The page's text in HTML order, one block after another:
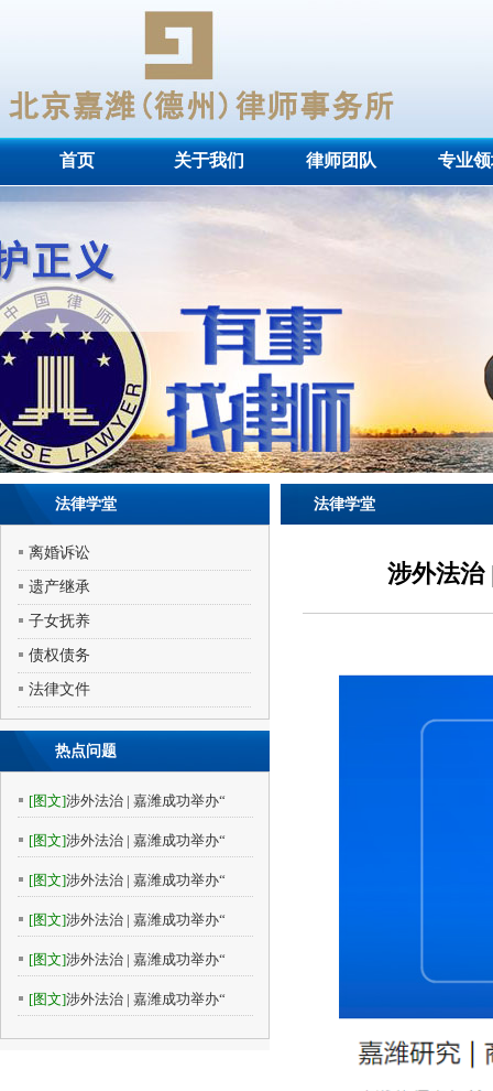
首页 关于我们 律师团队 专业
法律学堂
离婚诉讼
遗产继承
子女抚养
债权债务
法律文件
热点问题
[图文]涉外法治 | 嘉潍成功举办“
[图文]涉外法治 | 嘉潍成功举办“
[图文]涉外法治 | 嘉潍成功举办“
[图文]涉外法治 | 嘉潍成功举办“
[图文]涉外法治 | 嘉潍成功举办“
[图文]涉外法治 | 嘉潍成功举办“
法律学堂
涉外法治